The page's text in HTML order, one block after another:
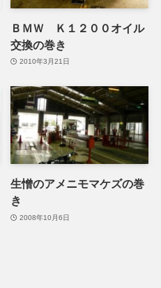
ＢＭＷ Ｋ１２００オイル
交換の巻き
2010年3月21日
生憎のアメニモマケズの巻
き
2008年10月6日